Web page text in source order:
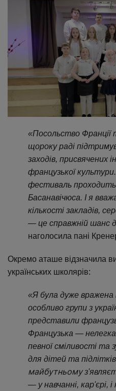
«Посольство
щороку раді
заходів, присвячених
французької
фестиваль проходить
Басанавічюса. І я
кількості закладів,
— це справжній шанс
наголосила пані
Окремо аташе відзначила
українських школярів:
«Я була дуже вражена
особливо групи з
представили
Французька —
певної сміливості та
для дітей та
майбутньому
— у навчанні, кар'єрі,